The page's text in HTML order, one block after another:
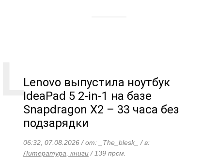
Lenovo выпустила ноутбук
IdeaPad 5 2-in-1 на базе
Snapdragon X2 – 33 часа без
подзарядки
06:32, 07.08.2026 / от: _The_blesk_ / в:
Литература, книги / 139 прсм.